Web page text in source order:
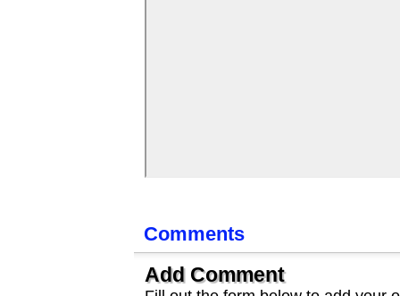
Comments
Add Comment